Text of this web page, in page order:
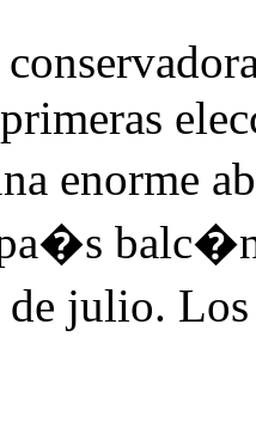
enorme
julio.